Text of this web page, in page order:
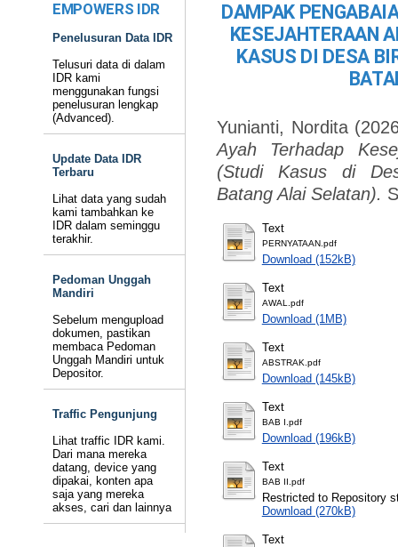
EMPOWERS IDR
Penelusuran Data IDR
Telusuri data di dalam
IDR kami
menggunakan fungsi
penelusuran lengkap
(Advanced).
Update Data IDR
Terbaru
Lihat data yang sudah
kami tambahkan ke
IDR dalam seminggu
terakhir.
Pedoman Unggah
Mandiri
Sebelum mengupload
dokumen, pastikan
membaca Pedoman
Unggah Mandiri untuk
Depositor.
Traffic Pengunjung
Lihat traffic IDR kami.
Dari mana mereka
datang, device yang
dipakai, konten apa
saja yang mereka
akses, cari dan lainnya
DAMPAK
KESEJAHTERAAN
KASUS DI DESA
Yunianti, Nordita
Ayah Terhadap
(Studi Kasus di
Batang Alai Selatan).
Text
PERNYATAAN.pdf
Download (152kB)
Text
AWAL.pdf
Download (1MB)
Text
ABSTRAK.pdf
Download (145kB)
Text
BAB I.pdf
Download (196kB)
Text
BAB II.pdf
Restricted to Repository
Download (270kB)
Text